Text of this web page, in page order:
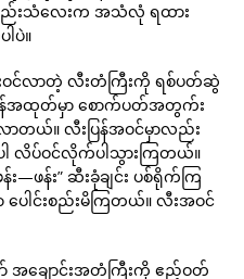
ည်းသံလေးက အသံလုံ ရထား
ပဲ။
င်လာတဲ့ လီးတံကြီးကို ရစ်ပတ်ဆွဲ
န်အထုတ်မှာ စောက်ပတ်အတွက်း
ာတယ်။ လီးပြန်အဝင်မှာလည်း
လိပ်ဝင်လိုက်ပါသွားကြတယ်။
—ဖန်း” ဆီးခုံချင်း ပစ်ရိုက်ကြ
ေါင်းစည်းမိကြတယ်။ လီးအဝင်
ချောင်းအတံကြီးကို ဧည့်ဝတ်